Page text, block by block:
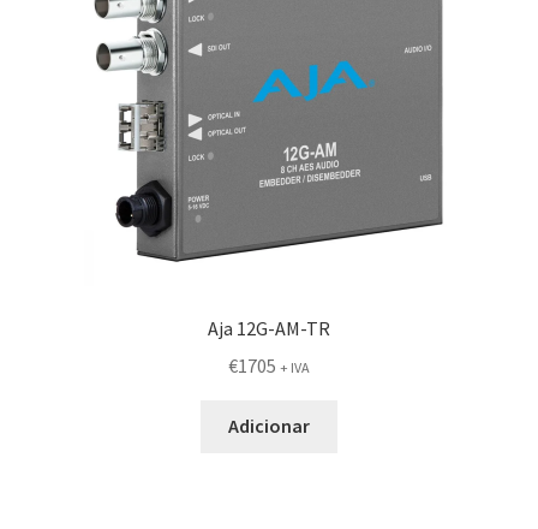
Aja 12G-AM-TR
€1705 + IVA
Adicionar